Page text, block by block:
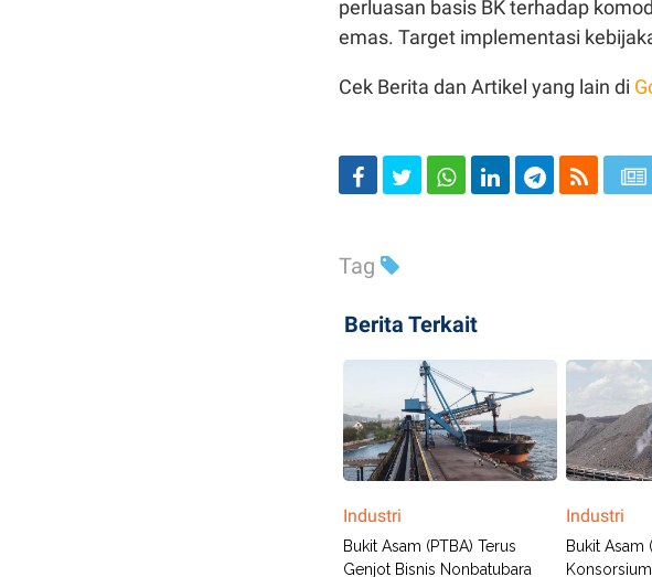
perluasan basis BK terhadap
emas. Target implementasi
Cek Berita dan Artikel yang lain di
Tag
Berita Terkait
Industri
Bukit Asam (PTBA) Terus
Genjot Bisnis Nonbatubara
Industri
Bukit Asam